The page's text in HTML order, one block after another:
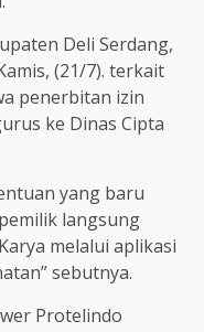
Deli Serdang,
(21/7). terkait
penerbitan izin
ke Dinas Cipta
yang baru
langsung
melalui aplikasi
sebutnya.
Protelindo